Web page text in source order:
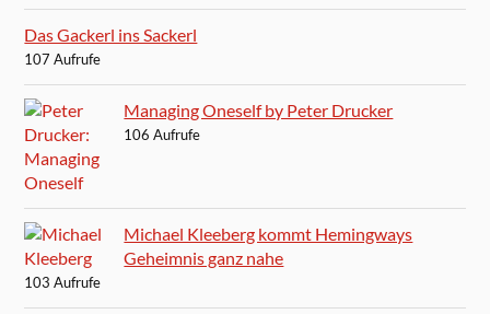
Das Gackerl ins Sackerl
107 Aufrufe
Managing Oneself by Peter Drucker
106 Aufrufe
Michael Kleeberg kommt Hemingways
Geheimnis ganz nahe
103 Aufrufe